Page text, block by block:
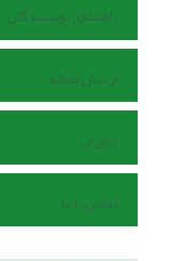
راهنمای نویسندگان
ارسال مقاله
داوران
تماس با ما